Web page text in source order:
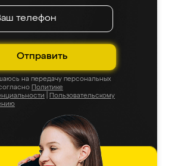
Отправить
на передачу персональных
Политике
Пользовательскому